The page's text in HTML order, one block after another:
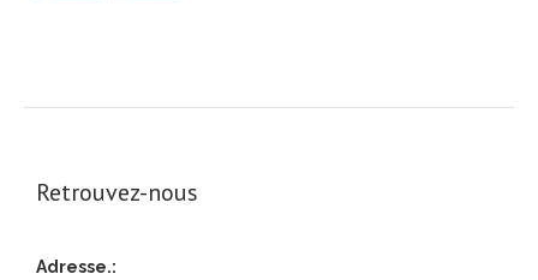
Retrouvez-nous
Adresse.: